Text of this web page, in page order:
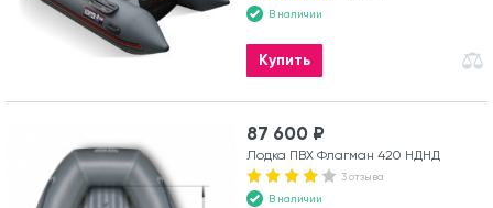
В наличии
Купить
87 600 ₽
Лодка ПВХ Флагман 420 НДНД
3 отзыва
В наличии